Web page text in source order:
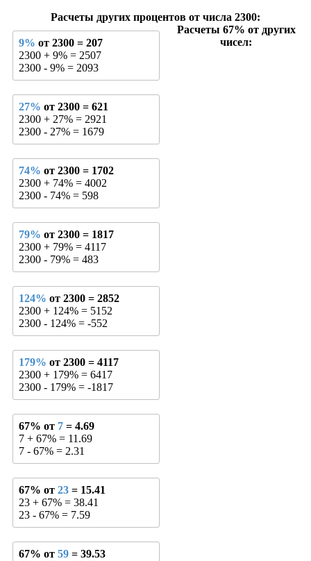
Расчеты других процентов от числа 2300:
9% от 2300 = 207
2300 + 9% = 2507
2300 - 9% = 2093
27% от 2300 = 621
2300 + 27% = 2921
2300 - 27% = 1679
74% от 2300 = 1702
2300 + 74% = 4002
2300 - 74% = 598
79% от 2300 = 1817
2300 + 79% = 4117
2300 - 79% = 483
124% от 2300 = 2852
2300 + 124% = 5152
2300 - 124% = -552
179% от 2300 = 4117
2300 + 179% = 6417
2300 - 179% = -1817
Расчеты 67% от других
чисел:
67% от 7 = 4.69
7 + 67% = 11.69
7 - 67% = 2.31
67% от 23 = 15.41
23 + 67% = 38.41
23 - 67% = 7.59
67% от 59 = 39.53